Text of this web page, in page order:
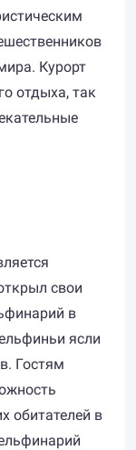
Курорт
отдыха, так
свои
в
ясли
Гостям
обитателей в